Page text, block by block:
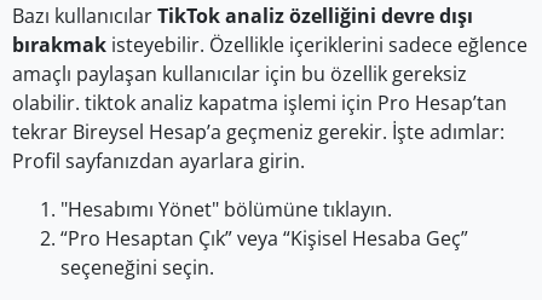
Bazı kullanıcılarTikTok analiz özelliğini devre dışı
bırakmak isteyebilir. Özellikle içeriklerini sadece eğlence
amaçlı paylaşan kullanıcılar için bu özellik gereksiz
olabilir. tiktok analiz kapatma işlemi için Pro Hesap’tan
tekrar Bireysel Hesap’a geçmeniz gerekir. İşte adımlar:
Profil sayfanızdan ayarlara girin.
"Hesabımı Yönet" bölümüne tıklayın.
“Pro Hesaptan Çık” veya “Kişisel Hesaba Geç”
seçeneğini seçin.